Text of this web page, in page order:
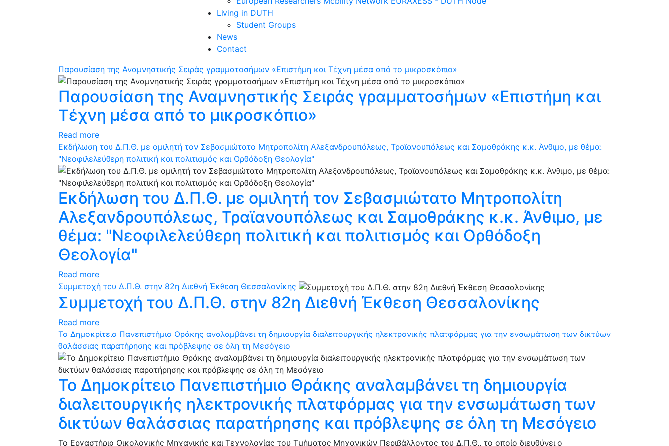
Living in DUTH
Student Groups
News
Contact
Παρουσίαση της Αναμνηστικής Σειράς γραμματοσήμων «Επιστήμη και Τέχνη μέσα από το μικροσκόπιο»
Παρουσίαση της Αναμνηστικής Σειράς γραμματοσήμων «Επιστήμη και
Τέχνη μέσα από το μικροσκόπιο»
Read more
Eκδήλωση του Δ.Π.Θ. με ομιλητή τον Σεβασμιώτατο Μητροπολίτη Αλεξανδρουπόλεως, Τραϊανουπόλεως και Σαμοθράκης κ.κ. Άνθιμο, με θέμα:
"Νεοφιλελεύθερη πολιτική και πολιτισμός και Ορθόδοξη Θεολογία"
Eκδήλωση του Δ.Π.Θ. με ομιλητή τον Σεβασμιώτατο Μητροπολίτη
Αλεξανδρουπόλεως, Τραϊανουπόλεως και Σαμοθράκης κ.κ. Άνθιμο, με
θέμα: "Νεοφιλελεύθερη πολιτική και πολιτισμός και Ορθόδοξη
Θεολογία"
Read more
Συμμετοχή του Δ.Π.Θ. στην 82η Διεθνή Έκθεση Θεσσαλονίκης
Συμμετοχή του Δ.Π.Θ. στην 82η Διεθνή Έκθεση Θεσσαλονίκης
Read more
Το Δημοκρίτειο Πανεπιστήμιο Θράκης αναλαμβάνει τη δημιουργία διαλειτουργικής ηλεκτρονικής πλατφόρμας για την ενσωμάτωση των δικτύων
θαλάσσιας παρατήρησης και πρόβλεψης σε όλη τη Μεσόγειο
Το Δημοκρίτειο Πανεπιστήμιο Θράκης αναλαμβάνει τη δημιουργία
διαλειτουργικής ηλεκτρονικής πλατφόρμας για την ενσωμάτωση των
δικτύων θαλάσσιας παρατήρησης και πρόβλεψης σε όλη τη Μεσόγειο
Το Εργαστήριο Οικολογικής Μηχανικής και Τεχνολογίας του Τμήματος Μηχανικών Περιβάλλοντος του Δ.Π.Θ., το οποίο διευθύνει ο